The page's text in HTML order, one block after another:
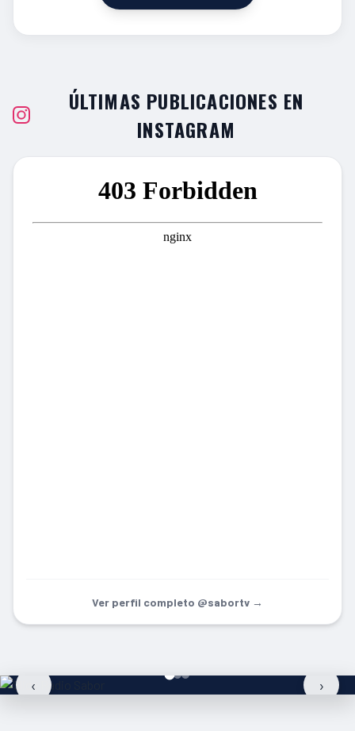
ÚLTIMAS PUBLICACIONES EN
INSTAGRAM
Ver perfil completo @sabortv →
‹ ›